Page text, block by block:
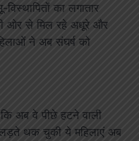
का लगातार
ओर से मिल रहे अधूरे और
ने अब संघर्ष को
अब वे पीछे हटने वाली
लड़ते थक चुकी ये महिलाएं अब